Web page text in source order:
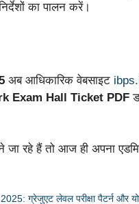
का पालन करें।
अब आधिकारिक वेबसाइट
Exam Hall Ticket PDF
जा रहे हैं तो आज ही अपना
ग्रेजुएट लेवल परीक्षा पैटर्न और